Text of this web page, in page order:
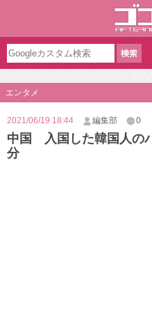
エンタメ
2021/06/19 18:44 編集部 0
中国 入国した韓国人の
分